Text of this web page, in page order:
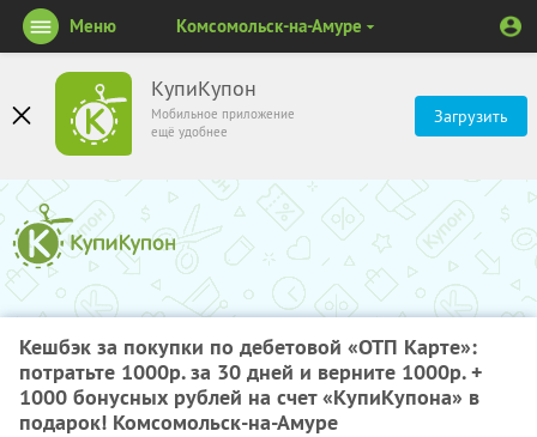
КупиКупон
Мобильное приложение
ещё удобнее
Загрузить
Меню Комсомольск-на-Амуре
Кешбэк за покупки по дебетовой «ОТП Карте»:
потратьте 1000р. за 30 дней и верните 1000р. +
1000 бонусных рублей на счет «КупиКупона» в
подарок! Комсомольск-на-Амуре